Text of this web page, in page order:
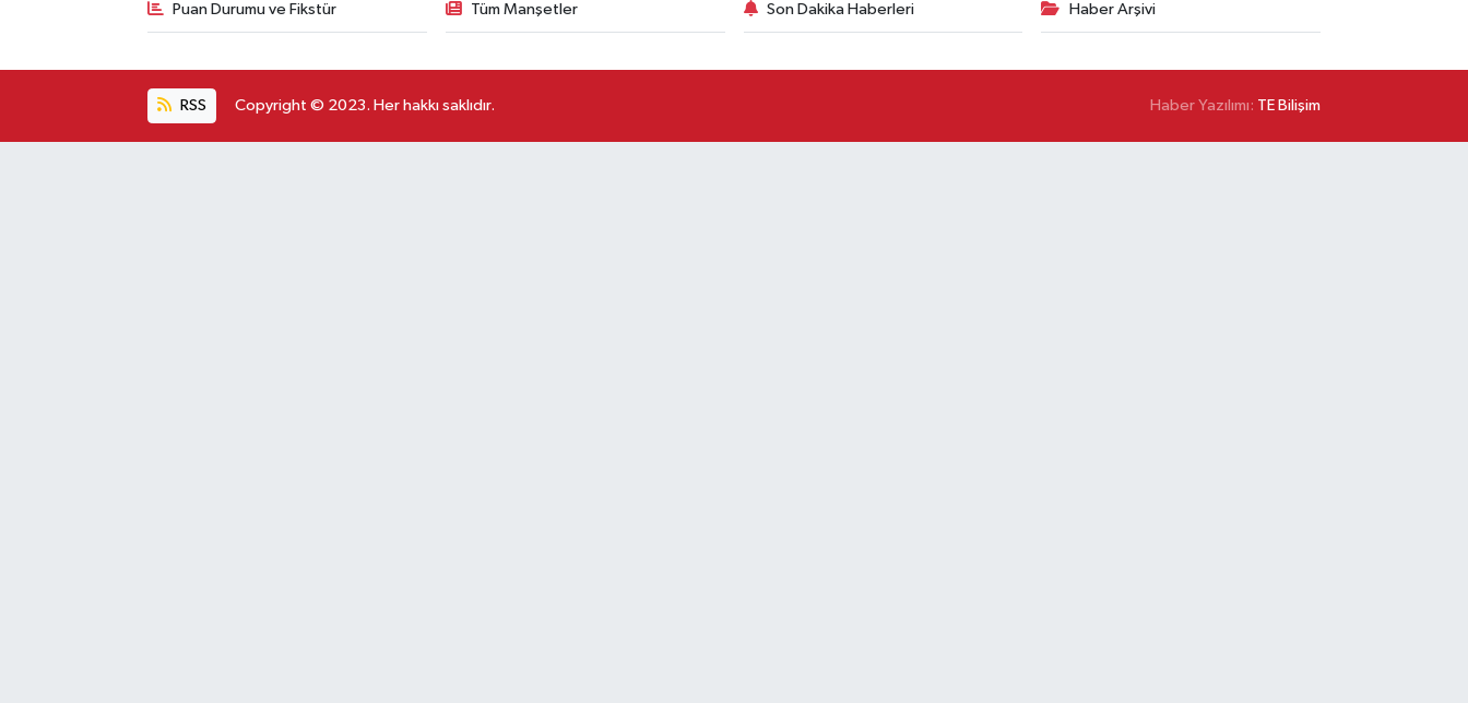
Puan Durumu ve Fikstür Tüm Manşetler Son Dakika Haberleri Haber Arşivi
RSS Copyright © 2023. Her hakkı saklıdır. Haber Yazılımı: TE Bilişim